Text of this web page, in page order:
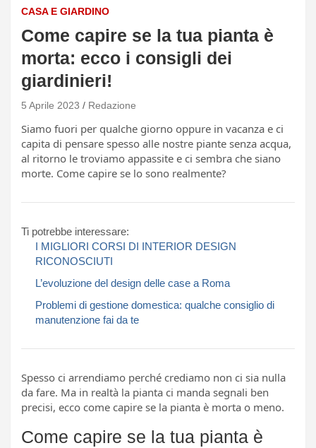
CASA E GIARDINO
Come capire se la tua pianta è
morta: ecco i consigli dei
giardinieri!
5 Aprile 2023 Redazione
Siamo fuori per qualche giorno oppure in vacanza e ci
capita di pensare spesso alle nostre piante senza acqua,
al ritorno le troviamo appassite e ci sembra che siano
morte. Come capire se lo sono realmente?
Ti potrebbe interessare:
I MIGLIORI CORSI DI INTERIOR DESIGN
RICONOSCIUTI
L’evoluzione del design delle case a Roma
Problemi di gestione domestica: qualche consiglio di
manutenzione fai da te
Spesso ci arrendiamo perché crediamo non ci sia nulla
da fare. Ma in realtà la pianta ci manda segnali ben
precisi, ecco come capire se la pianta è morta o meno.
Come capire se la tua pianta è